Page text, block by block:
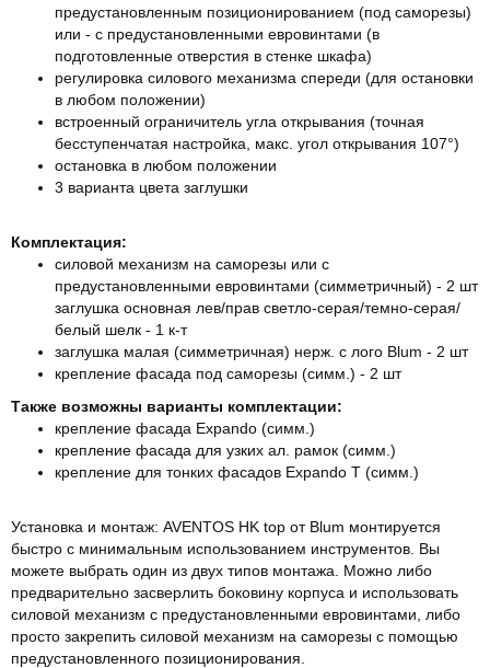
предустановленным позиционированием (под саморезы)
или - с предустановленными евровинтами (в
подготовленные отверстия в стенке шкафа)
регулировка силового механизма спереди (для остановки
в любом положении)
встроенный ограничитель угла открывания (точная
бесступенчатая настройка, макс. угол открывания 107°)
остановка в любом положении
3 варианта цвета заглушки
Комплектация:
силовой механизм на саморезы или с
предустановленными евровинтами (симметричный) - 2 шт
заглушка основная лев/прав светло-серая/темно-серая/
белый шелк - 1 к-т
заглушка малая (симметричная) нерж. с лого Blum - 2 шт
крепление фасада под саморезы (симм.) - 2 шт
Также возможны варианты комплектации:
крепление фасада Expando (симм.)
крепление фасада для узких ал. рамок (симм.)
крепление для тонких фасадов Expando T (симм.)
Установка и монтаж: AVENTOS HK top от Blum монтируется
быстро с минимальным использованием инструментов. Вы
можете выбрать один из двух типов монтажа. Можно либо
предварительно засверлить боковину корпуса и использовать
силовой механизм с предустановленными евровинтами, либо
просто закрепить силовой механизм на саморезы с помощью
предустановленного позиционирования.